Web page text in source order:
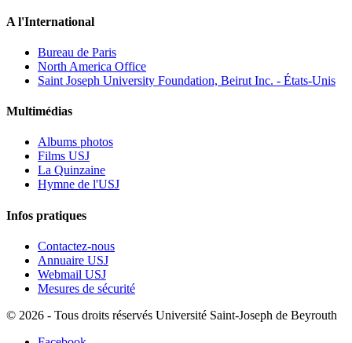
A l'International
Bureau de Paris
North America Office
Saint Joseph University Foundation, Beirut Inc. - États-Unis
Multimédias
Albums photos
Films USJ
La Quinzaine
Hymne de l'USJ
Infos pratiques
Contactez-nous
Annuaire USJ
Webmail USJ
Mesures de sécurité
© 2026 - Tous droits réservés Université Saint-Joseph de Beyrouth